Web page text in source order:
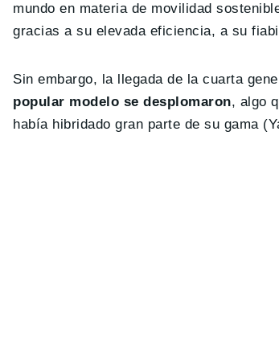
mundo en materia de movilidad
gracias a su elevada eficiencia, a su
Sin embargo, la llegada de la cuarta
popular modelo se desplomaron, algo
había hibridado gran parte de su gama